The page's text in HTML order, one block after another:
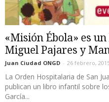
«Misión Ébola» es
Miguel Pajares y
Juan Ciudad ONGD - 26 febrero,
La Orden Hospitalaria de San
publican un libro infantil sobre
García...